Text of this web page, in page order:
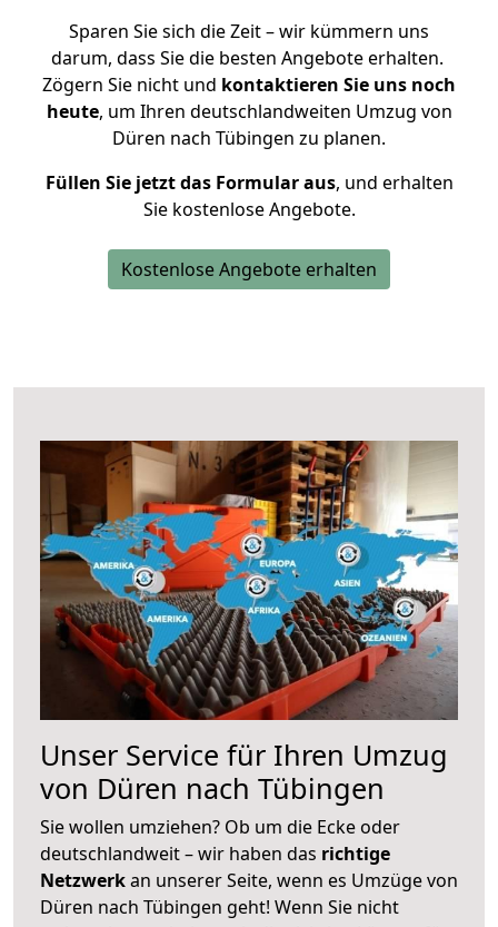
Sparen Sie sich die Zeit – wir kümmern uns
darum, dass Sie die besten Angebote erhalten.
Zögern Sie nicht und kontaktieren Sie uns noch
heute, um Ihren deutschlandweiten Umzug von
Düren nach Tübingen zu planen.
Füllen Sie jetzt das Formular aus, und erhalten
Sie kostenlose Angebote.
Kostenlose Angebote erhalten
Unser Service für Ihren Umzug
von Düren nach Tübingen
Sie wollen umziehen? Ob um die Ecke oder
deutschlandweit – wir haben das richtige
Netzwerkan unserer Seite, wenn es Umzüge von
Düren nach Tübingen geht! Wenn Sie nicht